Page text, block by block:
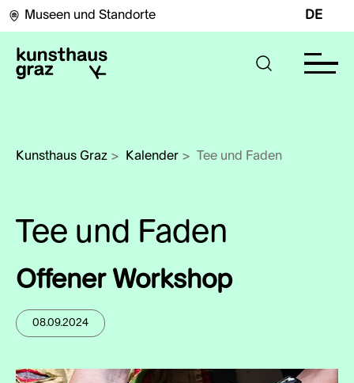
Museen und Standorte DE
Kunsthaus Graz > Kalender > Tee und Faden
Tee und Faden
Offener Workshop
08.09.2024